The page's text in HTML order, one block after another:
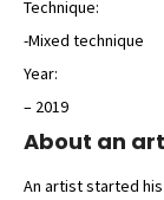
Technique:
-Mixed technique
Year:
– 2019
About an
An artist started